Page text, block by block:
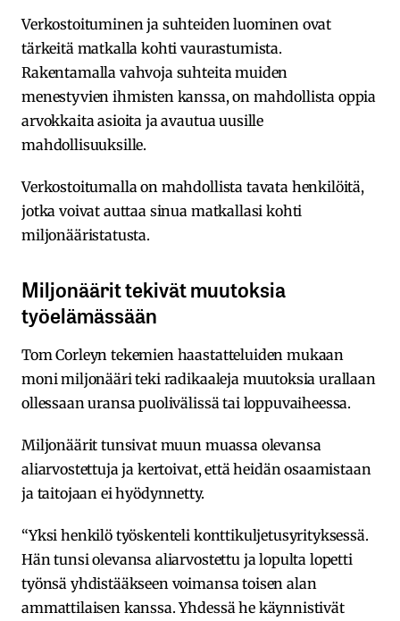
Verkostoituminen ja suhteiden luominen ovat
tärkeitä matkalla kohti vaurastumista.
Rakentamalla vahvoja suhteita muiden
menestyvien ihmisten kanssa, on mahdollista oppia
arvokkaita asioita ja avautua uusille
mahdollisuuksille.
Verkostoitumalla on mahdollista tavata henkilöitä,
jotka voivat auttaa sinua matkallasi kohti
miljonääristatusta.
Miljonäärit tekivät muutoksia
työelämässään
Tom Corleyn tekemien haastatteluiden mukaan
moni miljonääri teki radikaaleja muutoksia urallaan
ollessaan uransa puolivälissä tai loppuvaiheessa.
Miljonäärit tunsivat muun muassa olevansa
aliarvostettuja ja kertoivat, että heidän osaamistaan
ja taitojaan ei hyödynnetty.
“Yksi henkilö työskenteli konttikuljetusyrityksessä.
Hän tunsi olevansa aliarvostettu ja lopulta lopetti
työnsä yhdistääkseen voimansa toisen alan
ammattilaisen kanssa. Yhdessä he käynnistivät